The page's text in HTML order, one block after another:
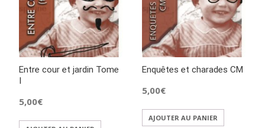
Entre cour et jardin Tome
I
5,00€
Enquêtes et charades CM
5,00€
AJOUTER AU PANIER